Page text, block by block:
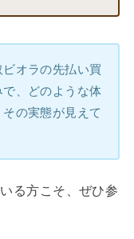
オラの先払い買
、どのような体
の実態が見えて
る方こそ、ぜひ参